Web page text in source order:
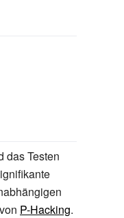
das Testen
P-Hacking.